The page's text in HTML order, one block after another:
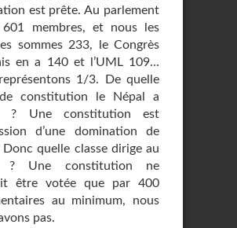
est prête. Au parlement
membres, et nous les
sommes 233, le Congrès
en a 140 et l’UML 109...
1/3. De quelle
constitution le Népal a
? Une constitution est
d’une domination de
Donc quelle classe dirige au
? Une constitution ne
être votée que par 400
au minimum, nous
pas.